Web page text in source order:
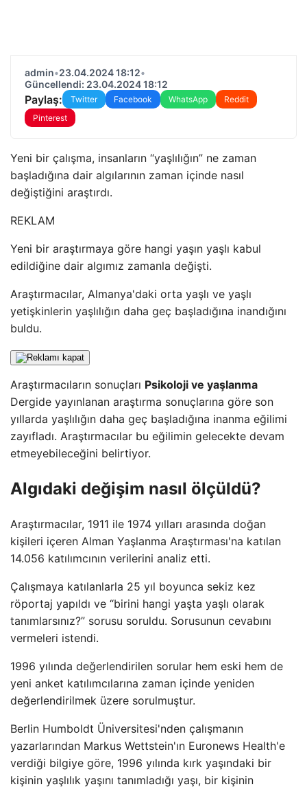
admin•23.04.2024 18:12•
Güncellendi: 23.04.2024 18:12
Paylaş: Twitter Facebook WhatsApp
Reddit
Pinterest
Yeni bir çalışma, insanların “yaşlılığın” ne zaman
başladığına dair algılarının zaman içinde nasıl
değiştiğini araştırdı.
REKLAM
Yeni bir araştırmaya göre hangi yaşın yaşlı kabul
edildiğine dair algımız zamanla değişti.
Araştırmacılar, Almanya'daki orta yaşlı ve yaşlı
yetişkinlerin yaşlılığın daha geç başladığına inandığını
buldu.
Araştırmacıların sonuçları Psikoloji ve yaşlanma
Dergide yayınlanan araştırma sonuçlarına göre son
yıllarda yaşlılığın daha geç başladığına inanma eğilimi
zayıfladı. Araştırmacılar bu eğilimin gelecekte devam
etmeyebileceğini belirtiyor.
Algıdaki değişim nasıl ölçüldü?
Araştırmacılar, 1911 ile 1974 yılları arasında doğan
kişileri içeren Alman Yaşlanma Araştırması'na katılan
14.056 katılımcının verilerini analiz etti.
Çalışmaya katılanlarla 25 yıl boyunca sekiz kez
röportaj yapıldı ve “birini hangi yaşta yaşlı olarak
tanımlarsınız?” sorusu soruldu. Sorusunun cevabını
vermeleri istendi.
1996 yılında değerlendirilen sorular hem eski hem de
yeni anket katılımcılarına zaman içinde yeniden
değerlendirilmek üzere sorulmuştur.
Berlin Humboldt Üniversitesi'nden çalışmanın
yazarlarından Markus Wettstein'ın Euronews Health'e
verdiği bilgiye göre, 1996 yılında kırk yaşındaki bir
kişinin yaşlılık yaşını tanımladığı yaşı, bir kişinin